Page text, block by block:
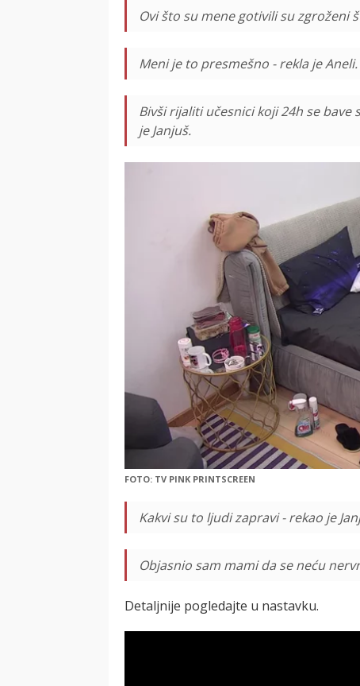
Ovi što su mene gotivili su zgroženi
Meni je to presmešno - rekla je Aneli.
Bivši rijaliti učesnici koji 24h se
je Janjuš.
FOTO: TV PINK PRINTSCREEN
Kakvi su to ljudi zapravi - rekao je
Objasnio sam mami da se neću
Detaljnije pogledajte u nastavku.